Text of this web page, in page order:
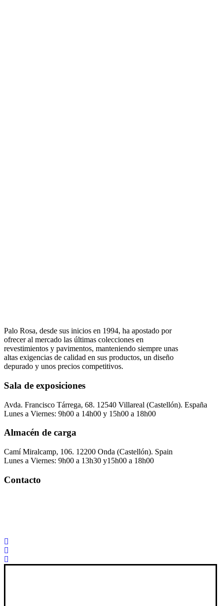
Palo Rosa, desde sus inicios en 1994, ha apostado por
ofrecer al mercado las últimas colecciones en
revestimientos y pavimentos, manteniendo siempre unas
altas exigencias de calidad en sus productos, un diseño
depurado y unos precios competitivos.
Sala de exposiciones
Avda. Francisco Tárrega, 68. 12540 Villareal (Castellón). España
Lunes a Viernes: 9h00 a 14h00 y 15h00 a 18h00
Almacén de carga
Camí Miralcamp, 106. 12200 Onda (Castellón). Spain
Lunes a Viernes: 9h00 a 13h30 y15h00 a 18h00
Contacto